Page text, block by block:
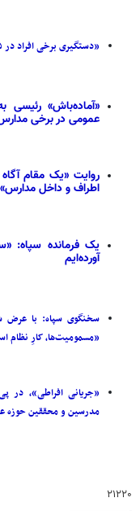
«دستگیری برخی افراد در ۵ استان» در پرونده مسمومیت‌ها / وزارت
«آماده‌باش» رئیسی
عمومی در برخی
روایت «یک مقام
اطراف و داخل مدارس»
یک فرمانده سپاه:
آورده‌ایم
سخنگوی سپاه: با عرض
«مسمومیت‌ها، کارِ نظام
«جریانی افراطی»، در
مدرسین و محققین حوزه
۲۱۲۲۰